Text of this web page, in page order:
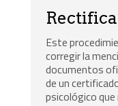
Este
corregir la
documentos
de un
psicológico